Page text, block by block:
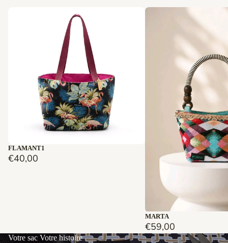
Épuisé
FLAMANT1
€40,00
Épuisé
MARTA
€59,00
Votre sac Votre histoire